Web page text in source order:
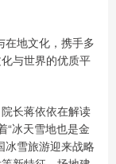
在地文化，携手多
与世界的优质平
长蒋依依在解读
“冰天雪地也是金
冰雪旅游迎来战略